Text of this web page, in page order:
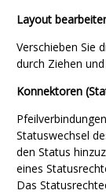
Layout
Verschieben Sie
durch Ziehen
Konnektoren
Statuswechsel
den Status
eines
Das